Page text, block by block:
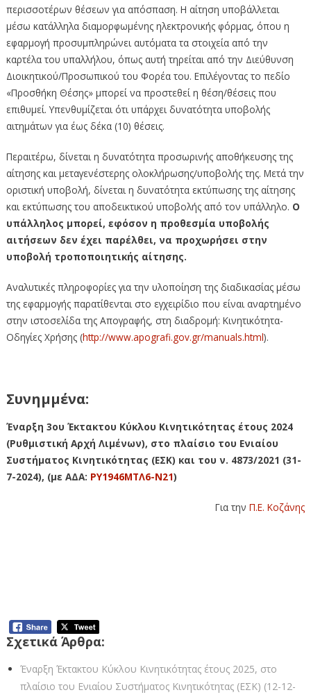
περισσοτέρων θέσεων για απόσπαση. Η αίτηση υποβάλλεται
μέσω κατάλληλα διαμορφωμένης ηλεκτρονικής φόρμας, όπου η
εφαρμογή προσυμπληρώνει αυτόματα τα στοιχεία από την
καρτέλα του υπαλλήλου, όπως αυτή τηρείται από την Διεύθυνση
Διοικητικού/Προσωπικού του Φορέα του. Επιλέγοντας το πεδίο
«Προσθήκη Θέσης» μπορεί να προστεθεί η θέση/θέσεις που
επιθυμεί. Υπενθυμίζεται ότι υπάρχει δυνατότητα υποβολής
αιτημάτων για έως δέκα (10) θέσεις.
Περαιτέρω, δίνεται η δυνατότητα προσωρινής αποθήκευσης της
αίτησης και μεταγενέστερης ολοκλήρωσης/υποβολής της. Μετά την
οριστική υποβολή, δίνεται η δυνατότητα εκτύπωσης της αίτησης
και εκτύπωσης του αποδεικτικού υποβολής από τον υπάλληλο. Ο
υπάλληλος μπορεί, εφόσον η προθεσμία υποβολής
αιτήσεων δεν έχει παρέλθει, να προχωρήσει στην
υποβολή τροποποιητικής αίτησης.
Αναλυτικές πληροφορίες για την υλοποίηση της διαδικασίας μέσω
της εφαρμογής παρατίθενται στο εγχειρίδιο που είναι αναρτημένο
στην ιστοσελίδα της Απογραφής, στη διαδρομή: Κινητικότητα-
Οδηγίες Χρήσης (http://www.apografi.gov.gr/manuals.html).
Συνημμένα:
Έναρξη 3ου Έκτακτου Κύκλου Κινητικότητας έτους 2024
(Ρυθμιστική Αρχή Λιμένων), στο πλαίσιο του Ενιαίου
Συστήματος Κινητικότητας (ΕΣΚ) και του ν. 4873/2021 (31-
7-2024), (με ΑΔΑ: ΡΥ1946ΜΤΛ6-Ν21)
Για τηνΠ.Ε. Κοζάνης
Σχετικά Άρθρα:
Έναρξη Έκτακτου Κύκλου Κινητικότητας έτους 2025, στο
πλαίσιο του Ενιαίου Συστήματος Κινητικότητας (ΕΣΚ) (12-12-